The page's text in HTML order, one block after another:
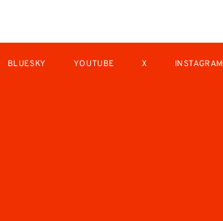
BLUESKY YOUTUBE X INSTAGRAM